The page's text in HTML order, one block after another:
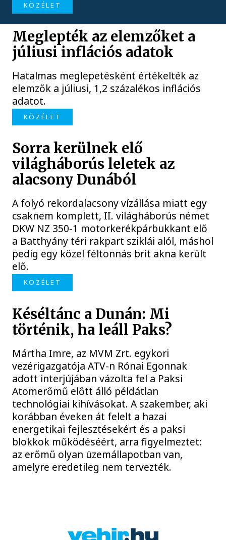
KÖZÉLET
Meglepték az elemzőket a
júliusi inflációs adatok
Hatalmas meglepetésként értékelték az
elemzők a júliusi, 1,2 százalékos inflációs
adatot.
KÖZÉLET
Sorra kerülnek elő
világháborús leletek az
alacsony Dunából
A folyó rekordalacsony vízállása miatt egy
csaknem komplett, II. világháborús német
DKW NZ 350-1 motorkerékpárbukkant elő
a Batthyány téri rakpart sziklái alól, máshol
pedig egy közel féltonnás brit akna került
elő.
KÖZÉLET
Késéltánc a Dunán: Mi
történik, ha leáll Paks?
Mártha Imre, az MVM Zrt. egykori
vezérigazgatója ATV-n Rónai Egonnak
adott interjújában vázolta fel a Paksi
Atomerőmű előtt álló példátlan
technológiai kihívásokat. A szakember, aki
korábban éveken át felelt a hazai
energetikai fejlesztésekért és a paksi
blokkok működéséért, arra figyelmeztet:
az erőmű olyan üzemállapotban van,
amelyre eredetileg nem tervezték.